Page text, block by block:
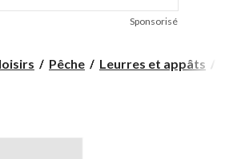
Sponsorisé
Pêche Leurres et appâts